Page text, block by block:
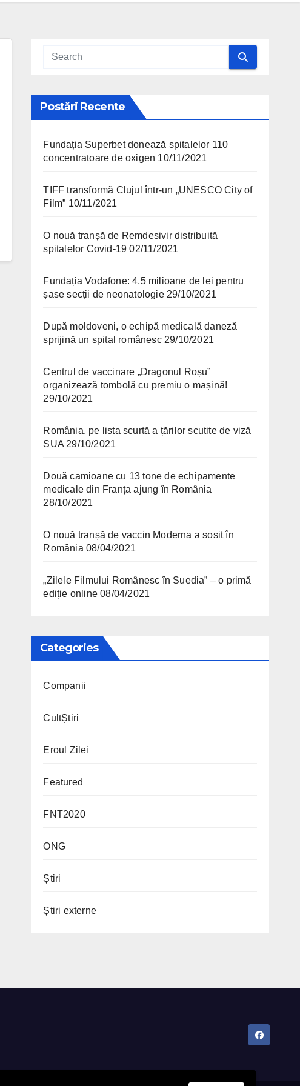
Postări Recente
Fundația Superbet donează spitalelor 110
concentratoare de oxigen 10/11/2021
TIFF transformă Clujul într-un „UNESCO City of
Film” 10/11/2021
O nouă tranșă de Remdesivir distribuită
spitalelor Covid-19 02/11/2021
Fundația Vodafone: 4,5 milioane de lei pentru
șase secții de neonatologie 29/10/2021
După moldoveni, o echipă medicală daneză
sprijină un spital românesc 29/10/2021
Centrul de vaccinare „Dragonul Roșu”
organizează tombolă cu premiu o mașină!
29/10/2021
România, pe lista scurtă a țărilor scutite de viză
SUA 29/10/2021
Două camioane cu 13 tone de echipamente
medicale din Franța ajung în România
28/10/2021
O nouă tranșă de vaccin Moderna a sosit în
România 08/04/2021
„Zilele Filmului Românesc în Suedia” – o primă
ediție online 08/04/2021
Categories
Companii
CultȘtiri
Eroul Zilei
Featured
FNT2020
ONG
Știri
Știri externe